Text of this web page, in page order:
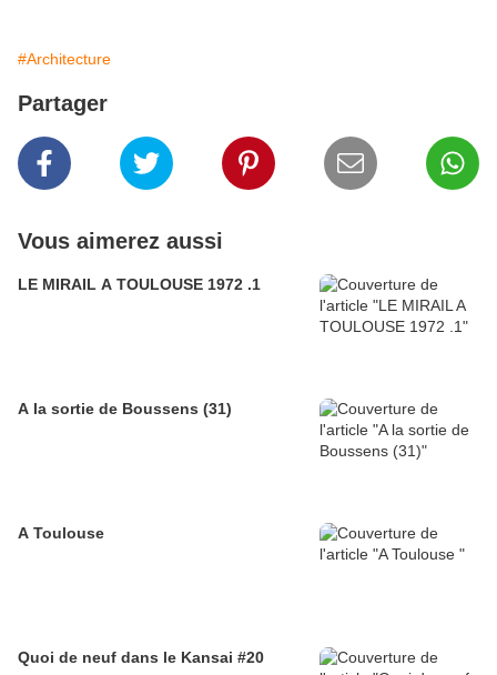
#Architecture
Partager
Vous aimerez aussi
LE MIRAIL A TOULOUSE 1972 .1
A la sortie de Boussens (31)
A Toulouse
Quoi de neuf dans le Kansai #20